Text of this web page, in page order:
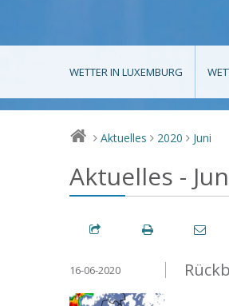
WETTER IN LUXEMBURG
> Aktuelles > 2020 > Juni
Aktuelles -
16-06-2020